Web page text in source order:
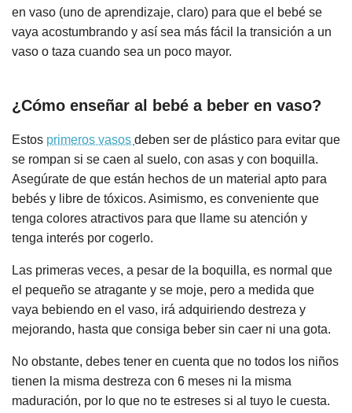
en vaso (uno de aprendizaje, claro) para que el bebé se
vaya acostumbrando y así sea más fácil la transición a un
vaso o taza cuando sea un poco mayor.
¿Cómo enseñar al bebé a beber en vaso?
Estos primeros vasos deben ser de plástico para evitar que
se rompan si se caen al suelo, con asas y con boquilla.
Asegúrate de que están hechos de un material apto para
bebés y libre de tóxicos. Asimismo, es conveniente que
tenga colores atractivos para que llame su atención y
tenga interés por cogerlo.
Las primeras veces, a pesar de la boquilla, es normal que
el pequeño se atragante y se moje, pero a medida que
vaya bebiendo en el vaso, irá adquiriendo destreza y
mejorando, hasta que consiga beber sin caer ni una gota.
No obstante, debes tener en cuenta que no todos los niños
tienen la misma destreza con 6 meses ni la misma
maduración, por lo que no te estreses si al tuyo le cuesta.